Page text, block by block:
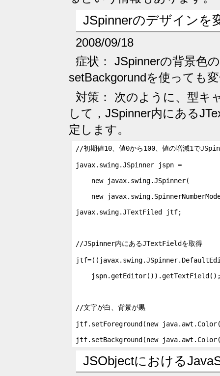
JSpinnerのデザインを
2008/09/18
症状： JSpinnerの背景色
setBackgorundを使っても
対策： 次のように、型キ
して，JSpinner内にある
定します。
//初期値10、値0から100、値の増減1で
javax.swing.JSpinner jspn =
    new javax.swing.JSpinner(
new
javax.swing.JTextFiled jtf;
//JSpinner内にあるJTextFieldを取得
//文字が白、背景が黒
jtf.setForeground(new
jtf.setBackground(new
JSObjectにおける